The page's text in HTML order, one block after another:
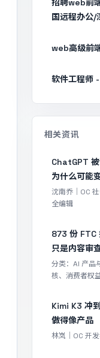
招聘web前
国远程办公/
web高级前
软件工程师
相关资讯
ChatGPT
为什么可能
沈南乔｜OC
全编辑
873 份 FTC
只是内容审
分类：AI 产品
核、消费者权
Kimi K3 冲
做得像产品
林岚｜OC 开